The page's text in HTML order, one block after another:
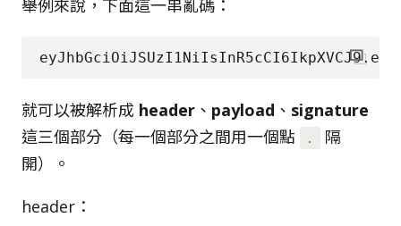
舉例來說，下面這一串亂碼：
就可以被解析成 header 、 payload 、 signature
這三個部分（每一個部分之間用一個點
.
隔
開）。
header：